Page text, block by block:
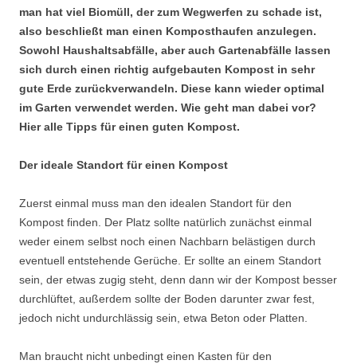
man hat viel Biomüll, der zum Wegwerfen zu schade ist,
also beschließt man einen Komposthaufen anzulegen.
Sowohl Haushaltsabfälle, aber auch Gartenabfälle lassen
sich durch einen richtig aufgebauten Kompost in sehr
gute Erde zurückverwandeln. Diese kann wieder optimal
im Garten verwendet werden. Wie geht man dabei vor?
Hier alle Tipps für einen guten Kompost.
Der ideale Standort für einen Kompost
Zuerst einmal muss man den idealen Standort für den
Kompost finden. Der Platz sollte natürlich zunächst einmal
weder einem selbst noch einen Nachbarn belästigen durch
eventuell entstehende Gerüche. Er sollte an einem Standort
sein, der etwas zugig steht, denn dann wir der Kompost besser
durchlüftet, außerdem sollte der Boden darunter zwar fest,
jedoch nicht undurchlässig sein, etwa Beton oder Platten.
Man braucht nicht unbedingt einen Kasten für den